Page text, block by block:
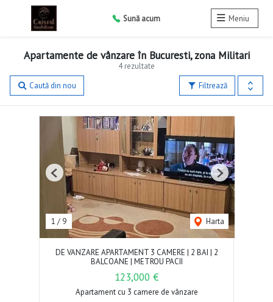
Sună acum Meniu
4 rezultate
Apartamente de vânzare în Bucuresti, zona Militari
Filtrează
Caută din nou
1 / 9 Harta
Previous Next
DE VANZARE APARTAMENT 3 CAMERE | 2 BAI | 2
BALCOANE | METROU PACII
123,000 €
Apartament cu 3 camere de vânzare